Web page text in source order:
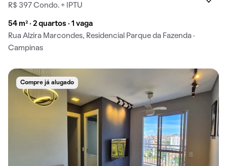
R$ 397 Condo. + IPTU
54 m² · 2 quartos · 1 vaga
Rua Alzira Marcondes, Residencial Parque da Fazenda ·
Campinas
Compre já alugado